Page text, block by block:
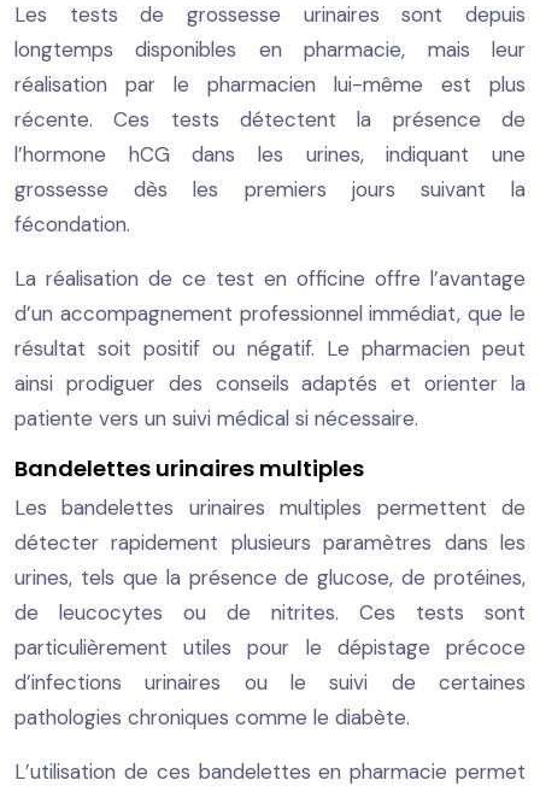
Les tests de grossesse urinaires sont depuis
longtemps disponibles en pharmacie, mais leur
réalisation par le pharmacien lui-même est plus
récente. Ces tests détectent la présence de
l’hormone hCG dans les urines, indiquant une
grossesse dès les premiers jours suivant la
fécondation.
La réalisation de ce test en officine offre l’avantage
d’un accompagnement professionnel immédiat, que le
résultat soit positif ou négatif. Le pharmacien peut
ainsi prodiguer des conseils adaptés et orienter la
patiente vers un suivi médical si nécessaire.
Bandelettes urinaires multiples
Les bandelettes urinaires multiples permettent de
détecter rapidement plusieurs paramètres dans les
urines, tels que la présence de glucose, de protéines,
de leucocytes ou de nitrites. Ces tests sont
particulièrement utiles pour le dépistage précoce
d’infections urinaires ou le suivi de certaines
pathologies chroniques comme le diabète.
L’utilisation de ces bandelettes en pharmacie permet